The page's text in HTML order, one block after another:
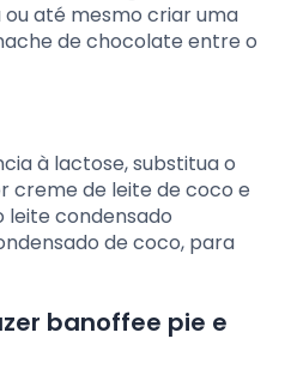
até mesmo criar uma
de chocolate entre o
à lactose, substitua o
creme de leite de coco e
leite condensado
de coco, para
banoffee pie e